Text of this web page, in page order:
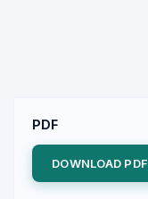
PDF
DOWNLOAD PDF